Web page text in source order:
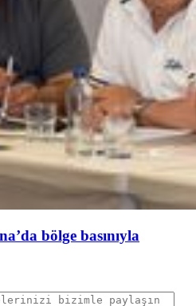
bölge basınıyla